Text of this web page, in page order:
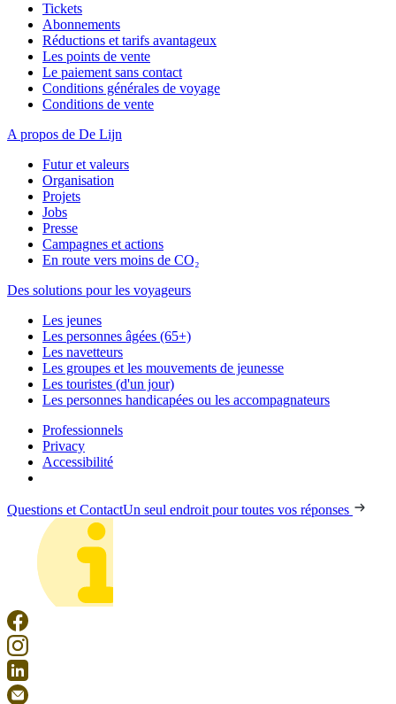
Tickets
Abonnements
Réductions et tarifs avantageux
Les points de vente
Le paiement sans contact
Conditions générales de voyage
Conditions de vente
A propos de De Lijn
Futur et valeurs
Organisation
Projets
Jobs
Presse
Campagnes et actions
En route vers moins de CO₂
Des solutions pour les voyageurs
Les jeunes
Les personnes âgées (65+)
Les navetteurs
Les groupes et les mouvements de jeunesse
Les touristes (d'un jour)
Les personnes handicapées ou les accompagnateurs
Professionnels
Privacy
Accessibilité
Questions et ContactUn seul endroit pour toutes vos réponses